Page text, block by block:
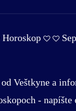
Horoskop
Veštkyne a
- napíšte